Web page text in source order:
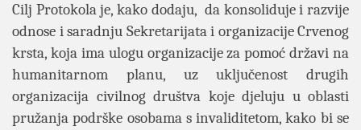
Cilj Protokola je, kako dodaju, da konsoliduje i razvije
odnose i saradnju Sekretarijata i organizacije Crvenog
krsta, koja ima ulogu organizacije za pomoć državi na
humanitarnom planu, uz uključenost drugih
organizacija civilnog društva koje djeluju u oblasti
pružanja podrške osobama s invaliditetom, kako bi se